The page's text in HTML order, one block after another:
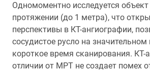
Одномоментно исследуется
протяжении (до 1 метра), что
перспективы в КТ-ангиографии,
сосудистое русло на
короткое время сканирования. КТ-
отличии от МРТ не создает помех